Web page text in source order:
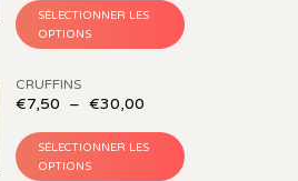
SÉLECTIONNER LES
OPTIONS
CRUFFINS
€7,50 – €30,00
SÉLECTIONNER LES
OPTIONS